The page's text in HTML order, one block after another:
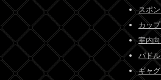
スポ
カッ
室内
パド
ギャ